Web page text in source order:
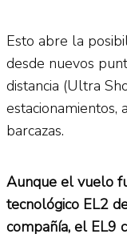
Esto abre la
desde nuevos
distancia (Ultra
estacionamientos,
barcazas.
Aunque el vuelo
tecnológico EL2
compañía, el EL9